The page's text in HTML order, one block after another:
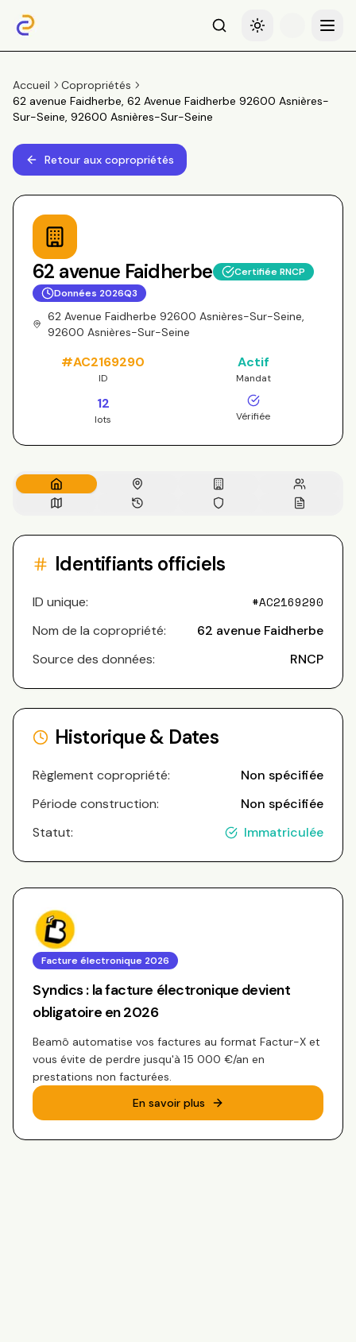
RechercheBasculer le thème
Menu
Accueil
Copropriétés
62 avenue Faidherbe, 62 Avenue Faidherbe 92600 Asnières-
Sur-Seine, 92600 Asnières-Sur-Seine
Retour aux copropriétés
62 avenue Faidherbe
Certifiée RNCP
Données 2026Q3
62 Avenue Faidherbe 92600 Asnières-Sur-Seine,
92600 Asnières-Sur-Seine
#AC2169290
ID
Actif
Mandat
12
lots Vérifiée
Identifiants officiels
ID unique: #AC2169290
Nom de la copropriété:
62 avenue Faidherbe
Source des données:
RNCP
Historique & Dates
Règlement copropriété:
Non spécifiée
Période construction:
Non spécifiée
Statut:
Immatriculée
Facture électronique 2026
Syndics : la facture électronique devient
obligatoire en 2026
Beamô automatise vos factures au format Factur-X et
vous évite de perdre jusqu'à 15 000 €/an en
prestations non facturées.
En savoir plus